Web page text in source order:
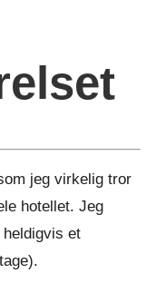
jeg virkelig tror
hotellet. Jeg
et